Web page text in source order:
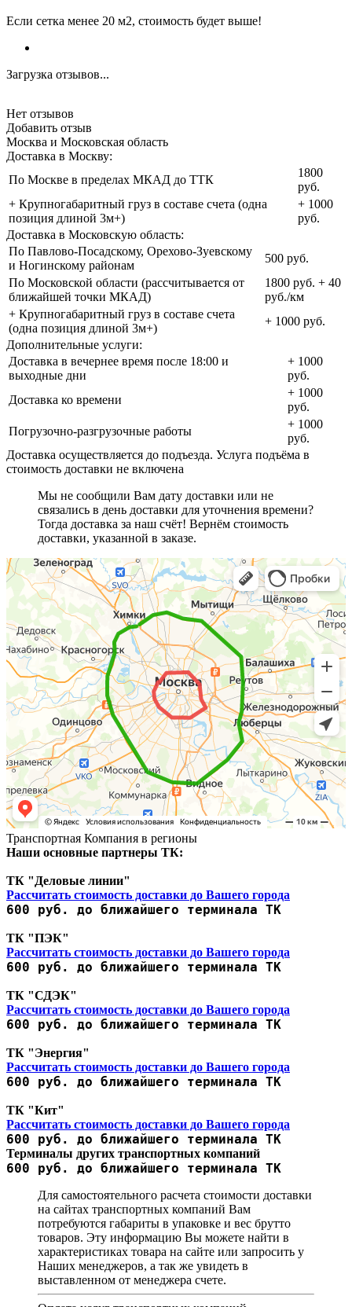
Если сетка менее 20 м2, стоимость будет выше!
Загрузка отзывов...
Нет отзывов
Добавить отзыв
Москва и Московская область
Доставка в Москву:
По Москве в пределах МКАД до ТТК
1800
руб.
+ Крупногабаритный груз в составе счета (одна
позиция длиной 3м+)
+ 1000
руб.
Доставка в Московскую область:
По Павлово-Посадскому, Орехово-Зуевскому
и Ногинскому районам
500 руб.
По Московской области (рассчитывается от
ближайшей точки МКАД)
1800 руб. + 40
руб./км
+ Крупногабаритный груз в составе счета
(одна позиция длиной 3м+)
+ 1000 руб.
Дополнительные услуги:
Доставка в вечернее время после 18:00 и
выходные дни
+ 1000
руб.
Доставка ко времени
+ 1000
руб.
Погрузочно-разгрузочные работы
+ 1000
руб.
Доставка осуществляется до подъезда. Услуга подъёма в
стоимость доставки не включена
Мы не сообщили Вам дату доставки или не
связались в день доставки для уточнения времени?
Тогда доставка за наш счёт! Вернём стоимость
доставки, указанной в заказе.
Транспортная Компания в регионы
Наши основные партнеры ТК:
ТК "Деловые линии"
Рассчитать стоимость доставки до Вашего города
600 руб. до ближайшего терминала ТК
ТК "ПЭК"
Рассчитать стоимость доставки до Вашего города
600 руб. до ближайшего терминала ТК
ТК "СДЭК"
Рассчитать стоимость доставки до Вашего города
600 руб. до ближайшего терминала ТК
ТК "Энергия"
Рассчитать стоимость доставки до Вашего города
600 руб. до ближайшего терминала ТК
ТК "Кит"
Рассчитать стоимость доставки до Вашего города
600 руб. до ближайшего терминала ТК
Терминалы других транспортных компаний
600 руб. до ближайшего терминала ТК
Для самостоятельного расчета стоимости доставки
на сайтах транспортных компаний Вам
потребуются габариты в упаковке и вес брутто
товаров. Эту информацию Вы можете найти в
характеристиках товара на сайте или запросить у
Наших менеджеров, а так же увидеть в
выставленном от менеджера счете.